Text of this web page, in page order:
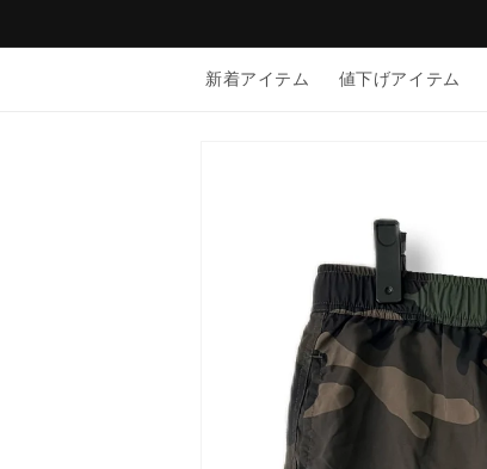
新着アイテム 値下げアイテム